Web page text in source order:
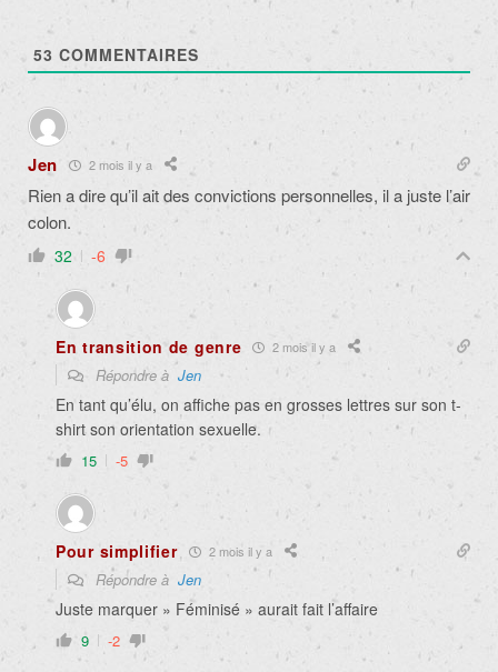
53 COMMENTAIRES
Jen 2 mois il y a
Rien a dire qu’il ait des convictions personnelles, il a juste l’air
colon.
32 -6
En transition de genre 2 mois il y a
Répondre à Jen
En tant qu’élu, on affiche pas en grosses lettres sur son t-
shirt son orientation sexuelle.
15 -5
Pour simplifier 2 mois il y a
Répondre à Jen
Juste marquer » Féminisé » aurait fait l’affaire
9 -2